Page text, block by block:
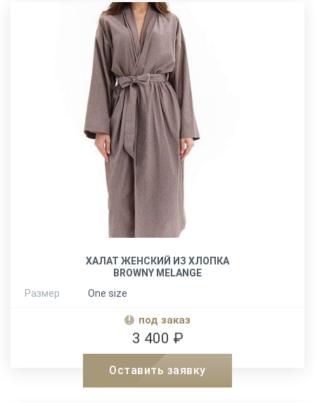
ХАЛАТ ЖЕНСКИЙ ИЗ ХЛОПКА
BROWNY MELANGE
Размер
One size
под заказ
3 400 ₽
Оставить заявку